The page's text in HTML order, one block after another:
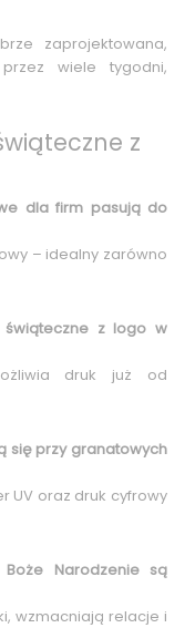
zaprojektowana,
wiele tygodni,
z
dla firm pasują do
– idealny zarówno
z logo w
druk już od
się przy granatowych
UV oraz druk cyfrowy
Narodzenie są
wzmacniają relacje i